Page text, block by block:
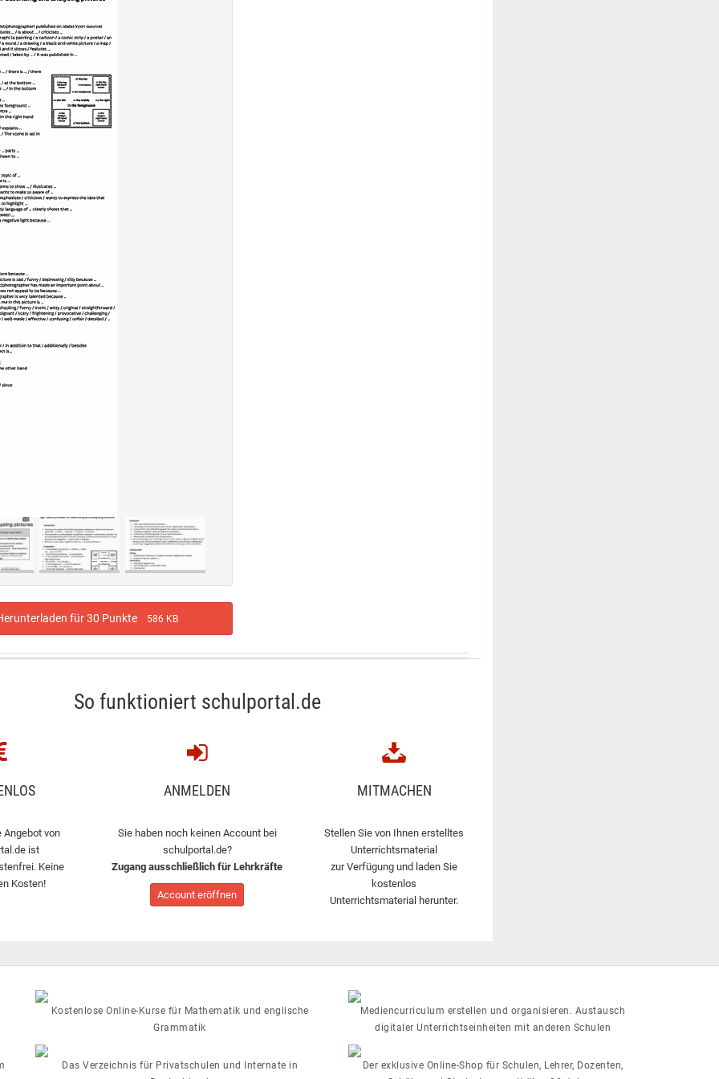
für 30 Punkte 586 KB
So funktioniert schulportal.de
Angebot von
ist
Keine
Kosten!
ANMELDEN
Sie haben noch keinen Account bei
schulportal.de?
Zugang ausschließlich für Lehrkräfte
Account eröffnen
MITMACHEN
Stellen Sie von Ihnen erstelltes
Unterrichtsmaterial
zur Verfügung und laden Sie
kostenlos
Unterrichtsmaterial herunter.
Kostenlose Online-Kurse für Mathematik und englische
Grammatik
Mediencurriculum erstellen und organisieren. Austausch
digitaler Unterrichtseinheiten mit anderen Schulen
Das Verzeichnis für Privatschulen und Internate in
Der exklusive Online-Shop für Schulen, Lehrer, Dozenten,